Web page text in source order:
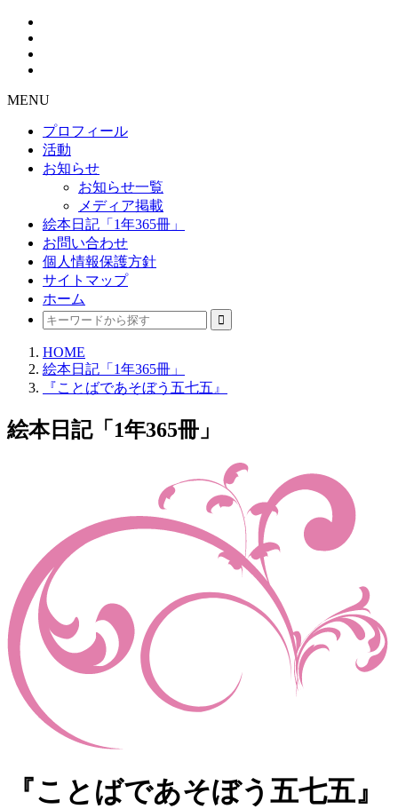
MENU
プロフィール
活動
お知らせ
お知らせ一覧
メディア掲載
絵本日記「1年365冊」
お問い合わせ
個人情報保護方針
サイトマップ
ホーム
HOME
絵本日記「1年365冊」
『ことばであそぼう五七五』
絵本日記「1年365冊」
『ことばであそぼう五七五』